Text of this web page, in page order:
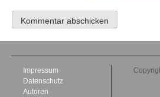
Impressum
Datenschutz
Autoren